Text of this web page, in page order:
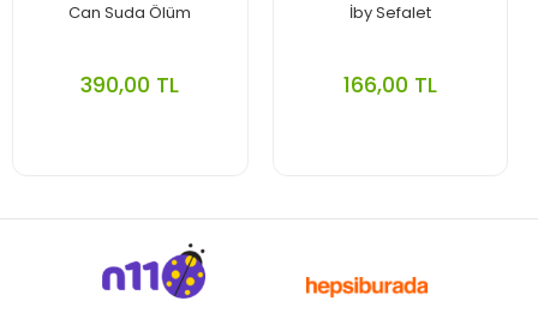
Can Suda Ölüm
390,00 TL
İby Sefalet
166,00 TL